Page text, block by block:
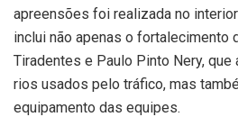
apreensões foi realizada no
inclui não apenas o fortalecimento
Tiradentes e Paulo Pinto Nery, que
rios usados pelo tráfico, mas
equipamento das equipes.